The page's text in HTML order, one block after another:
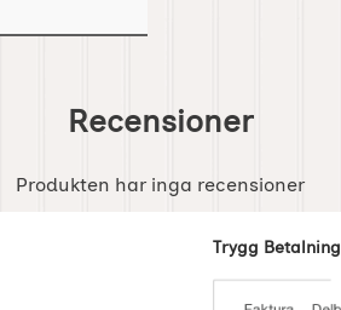
Recensioner
Produkten har inga recensioner
Trygg Betalning